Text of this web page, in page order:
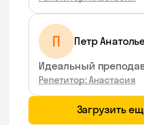
П Петр
Идеальный
Репетитор: Анастасия
Загрузить